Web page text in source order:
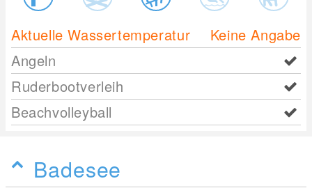
Aktuelle Wassertemperatur
Keine Angabe
Angeln
Ruderbootverleih
Beachvolleyball
Badesee